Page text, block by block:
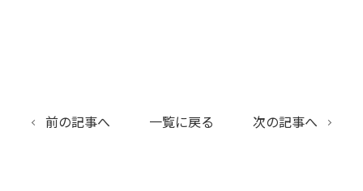
前の記事へ 一覧に戻る 次の記事へ